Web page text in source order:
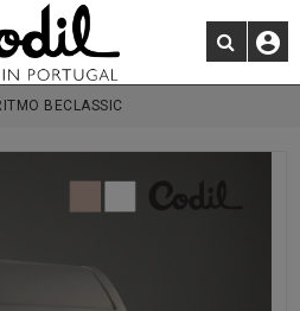
BECLASSIC